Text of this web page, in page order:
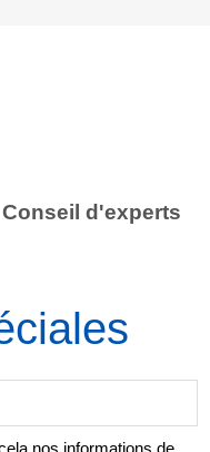
Conseil d'experts
nos informations de